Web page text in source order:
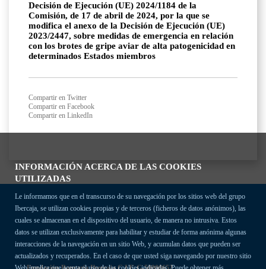
INFORMACIÓN ACERCA DE LAS COOKIES
UTILIZADAS
Le informamos que en el transcurso de su navegación por los sitios web del grupo
Ibercaja, se utilizan cookies propias y de terceros (ficheros de datos anónimos), las
cuales se almacenan en el dispositivo del usuario, de manera no intrusiva. Estos
datos se utilizan exclusivamente para habilitar y estudiar de forma anónima algunas
interacciones de la navegación en un sitio Web, y acumulan datos que pueden ser
actualizados y recuperados. En el caso de que usted siga navegando por nuestro sitio
Decisión de Ejecución (UE) 2024/1184 de la
Comisión, de 17 de abril de 2024, por la que se
modifica el anexo de la Decisión de Ejecución (UE)
2023/2447, sobre medidas de emergencia en relación
con los brotes de gripe aviar de alta patogenicidad en
determinados Estados miembros
Compartir en Twitter
Compartir en Facebook
Compartir en LinkedIn